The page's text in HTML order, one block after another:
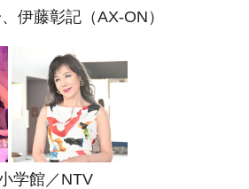
伊藤彰記（AX-ON）
学館／NTV